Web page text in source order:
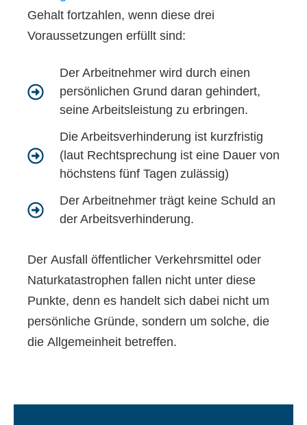
Gehalt fortzahlen, wenn diese drei
Voraussetzungen erfüllt sind:
Der Arbeitnehmer wird durch einen
persönlichen Grund daran gehindert,
seine Arbeitsleistung zu erbringen.
Die Arbeitsverhinderung ist kurzfristig
(laut Rechtsprechung ist eine Dauer von
höchstens fünf Tagen zulässig)
Der Arbeitnehmer trägt keine Schuld an
der Arbeitsverhinderung.
Der Ausfall öffentlicher Verkehrsmittel oder
Naturkatastrophen fallen nicht unter diese
Punkte, denn es handelt sich dabei nicht um
persönliche Gründe, sondern um solche, die
die Allgemeinheit betreffen.